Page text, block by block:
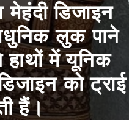
डिजाइन
लुक पाने
में यूनिक
को ट्राई
हैं।